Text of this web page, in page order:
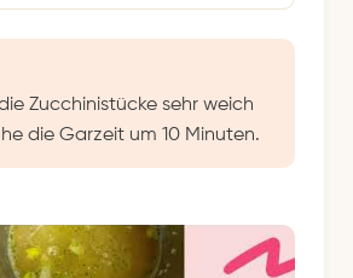
die Zucchinistücke sehr weich
die Garzeit um 10 Minuten.